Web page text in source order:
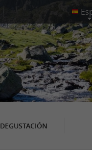
DEGUSTACIÓN